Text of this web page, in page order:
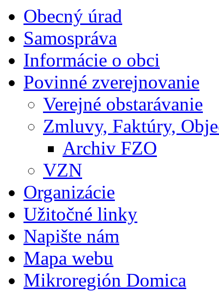
Obecný úrad
Samospráva
Informácie o obci
Povinné zverejnovanie
Verejné obstarávanie
Zmluvy, Faktúry,
Archiv FZO
VZN
Organizácie
Užitočné linky
Napište nám
Mapa webu
Mikroregión Domica